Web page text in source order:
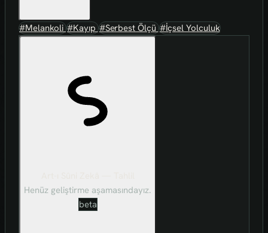
#Melankoli#Kayıp#Serbest Ölçü#İçsel Yolculuk
Henüz geliştirme aşamasındayız.
beta